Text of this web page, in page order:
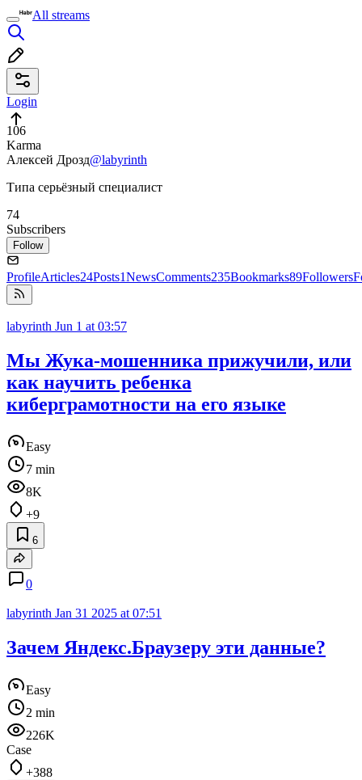
All streams
Login
106
Karma
Алексей Дрозд@labyrinth
Типа серьёзный специалист
74
Subscribers
Follow
ProfileArticles24Posts1NewsComments235Bookmarks89Followers
labyrinth Jun 1 at 03:57
Мы Жука-мошенника прижучили, или
как научить ребенка
киберграмотности на его языке
Easy
7 min
8K
+9
6
0
labyrinth Jan 31 2025 at 07:51
Зачем Яндекс.Браузеру эти данные?
Easy
2 min
226K
Case
+388